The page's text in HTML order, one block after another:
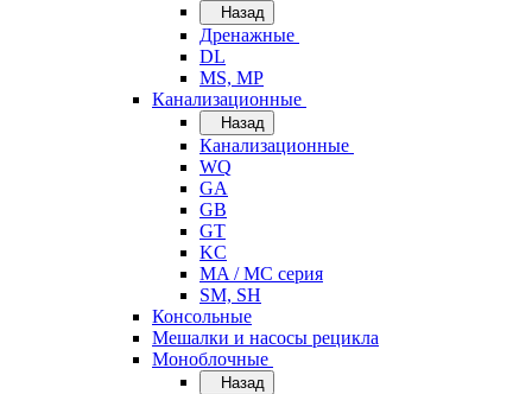
Назад
Дренажные
DL
MS, MP
Канализационные
Назад
Канализационные
WQ
GA
GB
GT
KC
MA / MC серия
SM, SH
Консольные
Мешалки и насосы рецикла
Моноблочные
Назад